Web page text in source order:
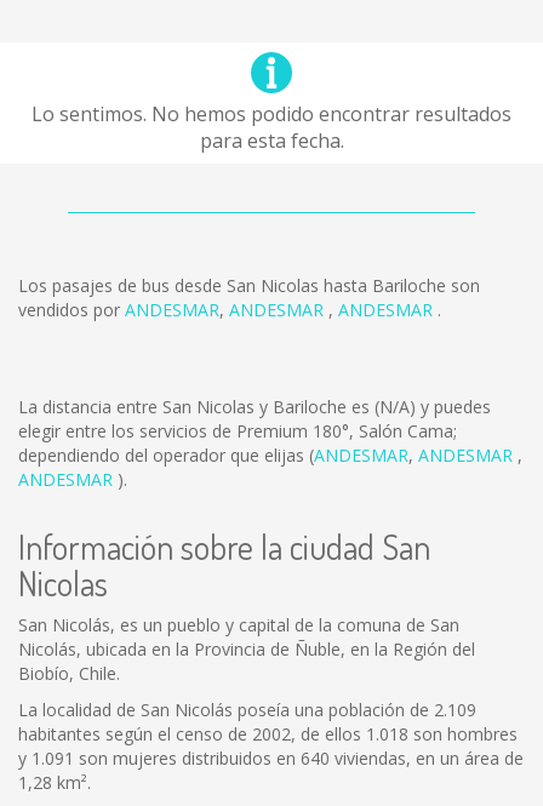
Lo sentimos. No hemos podido encontrar resultados
para esta fecha.
Los pasajes de bus desde San Nicolas hasta Bariloche son
vendidos por ANDESMAR, ANDESMAR , ANDESMAR .
La distancia entre San Nicolas y Bariloche es (N/A) y puedes
elegir entre los servicios de Premium 180°, Salón Cama;
dependiendo del operador que elijas (ANDESMAR, ANDESMAR ,
ANDESMAR ).
Información sobre la ciudad San
Nicolas
San Nicolás, es un pueblo y capital de la comuna de San
Nicolás, ubicada en la Provincia de Ñuble, en la Región del
Biobío, Chile.
La localidad de San Nicolás poseía una población de 2.109
habitantes según el censo de 2002, de ellos 1.018 son hombres
y 1.091 son mujeres distribuidos en 640 viviendas, en un área de
1,28 km².